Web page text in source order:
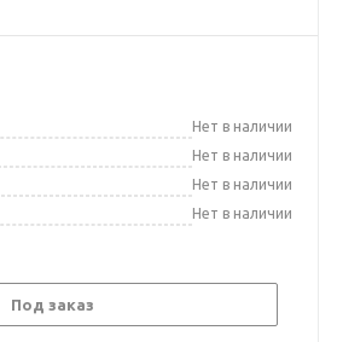
Нет в наличии
Нет в наличии
Нет в наличии
Нет в наличии
Под заказ